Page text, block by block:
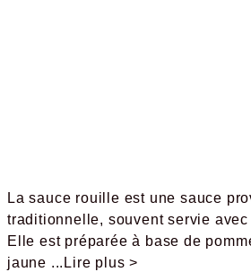
La sauce rouille est une sauce
traditionnelle, souvent servie
Elle est préparée à base de
jaune ...Lire plus >